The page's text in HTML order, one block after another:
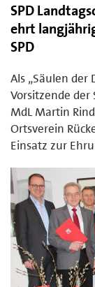
SPD
ehrt
SPD
Als „Säulen der
Vorsitzende der
MdL Martin
Ortsverein
Einsatz zur